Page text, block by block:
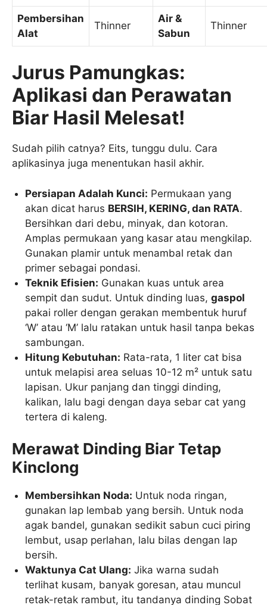
Pembersihan
Alat
Thinner
Air &
Sabun
Thinner
Jurus Pamungkas:
Aplikasi dan Perawatan
Biar Hasil Melesat!
Sudah pilih catnya? Eits, tunggu dulu. Cara
aplikasinya juga menentukan hasil akhir.
Persiapan Adalah Kunci: Permukaan yang
akan dicat harus BERSIH, KERING, dan RATA.
Bersihkan dari debu, minyak, dan kotoran.
Amplas permukaan yang kasar atau mengkilap.
Gunakan plamir untuk menambal retak dan
primer sebagai pondasi.
Teknik Efisien: Gunakan kuas untuk area
sempit dan sudut. Untuk dinding luas,gaspol
pakai roller dengan gerakan membentuk huruf
‘W’ atau ‘M’ lalu ratakan untuk hasil tanpa bekas
sambungan.
Hitung Kebutuhan: Rata-rata, 1 liter cat bisa
untuk melapisi area seluas 10-12 m² untuk satu
lapisan. Ukur panjang dan tinggi dinding,
kalikan, lalu bagi dengan daya sebar cat yang
tertera di kaleng.
Merawat Dinding Biar Tetap
Kinclong
Membersihkan Noda: Untuk noda ringan,
gunakan lap lembab yang bersih. Untuk noda
agak bandel, gunakan sedikit sabun cuci piring
lembut, usap perlahan, lalu bilas dengan lap
bersih.
Waktunya Cat Ulang: Jika warna sudah
terlihat kusam, banyak goresan, atau muncul
retak-retak rambut, itu tandanya dinding Sobat